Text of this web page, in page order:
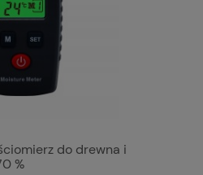
do drewna i
%